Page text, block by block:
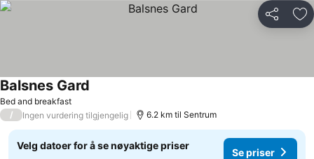
Del
Bed and breakfast
Balsnes Gard
/ Ingen vurdering tilgjengelig 6.2 km til Sentrum
Velg datoer for å se nøyaktige priser
Se priser